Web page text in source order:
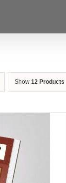
Show 12 Products